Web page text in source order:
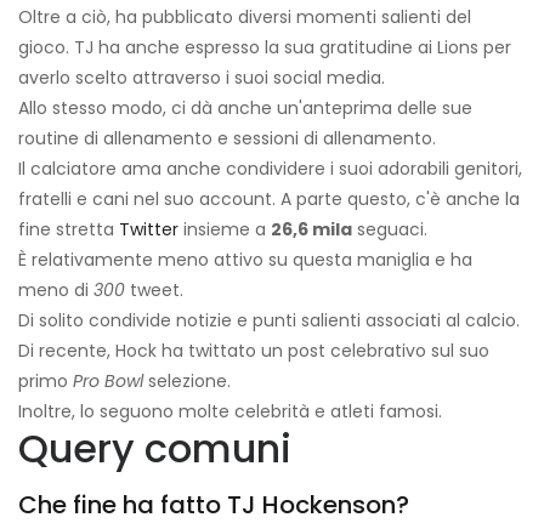
Oltre a ciò, ha pubblicato diversi momenti salienti del
gioco. TJ ha anche espresso la sua gratitudine ai Lions per
averlo scelto attraverso i suoi social media.
Allo stesso modo, ci dà anche un'anteprima delle sue
routine di allenamento e sessioni di allenamento.
Il calciatore ama anche condividere i suoi adorabili genitori,
fratelli e cani nel suo account. A parte questo, c'è anche la
fine stretta Twitter insieme a 26,6 mila seguaci.
È relativamente meno attivo su questa maniglia e ha
meno di 300 tweet.
Di solito condivide notizie e punti salienti associati al calcio.
Di recente, Hock ha twittato un post celebrativo sul suo
primo Pro Bowl selezione.
Inoltre, lo seguono molte celebrità e atleti famosi.
Query comuni
Che fine ha fatto TJ Hockenson?